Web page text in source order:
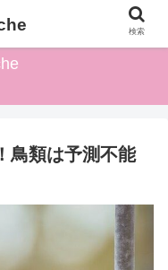
策について解説します♪
鳥類は予測不能
検索